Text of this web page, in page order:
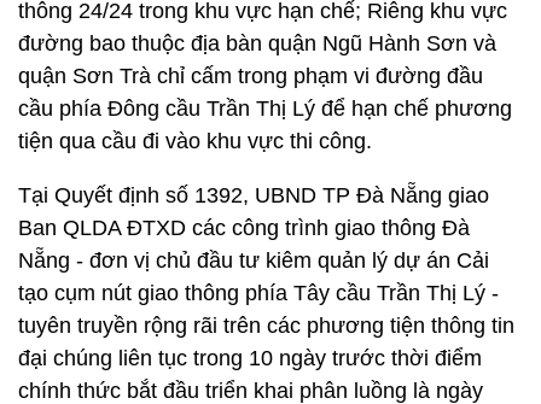
thông 24/24 trong khu vực hạn chế; Riêng khu vực
đường bao thuộc địa bàn quận Ngũ Hành Sơn và
quận Sơn Trà chỉ cấm trong phạm vi đường đầu
cầu phía Đông cầu Trần Thị Lý để hạn chế phương
tiện qua cầu đi vào khu vực thi công.
Tại Quyết định số 1392, UBND TP Đà Nẵng giao
Ban QLDA ĐTXD các công trình giao thông Đà
Nẵng - đơn vị chủ đầu tư kiêm quản lý dự án Cải
tạo cụm nút giao thông phía Tây cầu Trần Thị Lý -
tuyên truyền rộng rãi trên các phương tiện thông tin
đại chúng liên tục trong 10 ngày trước thời điểm
chính thức bắt đầu triển khai phân luồng là ngày